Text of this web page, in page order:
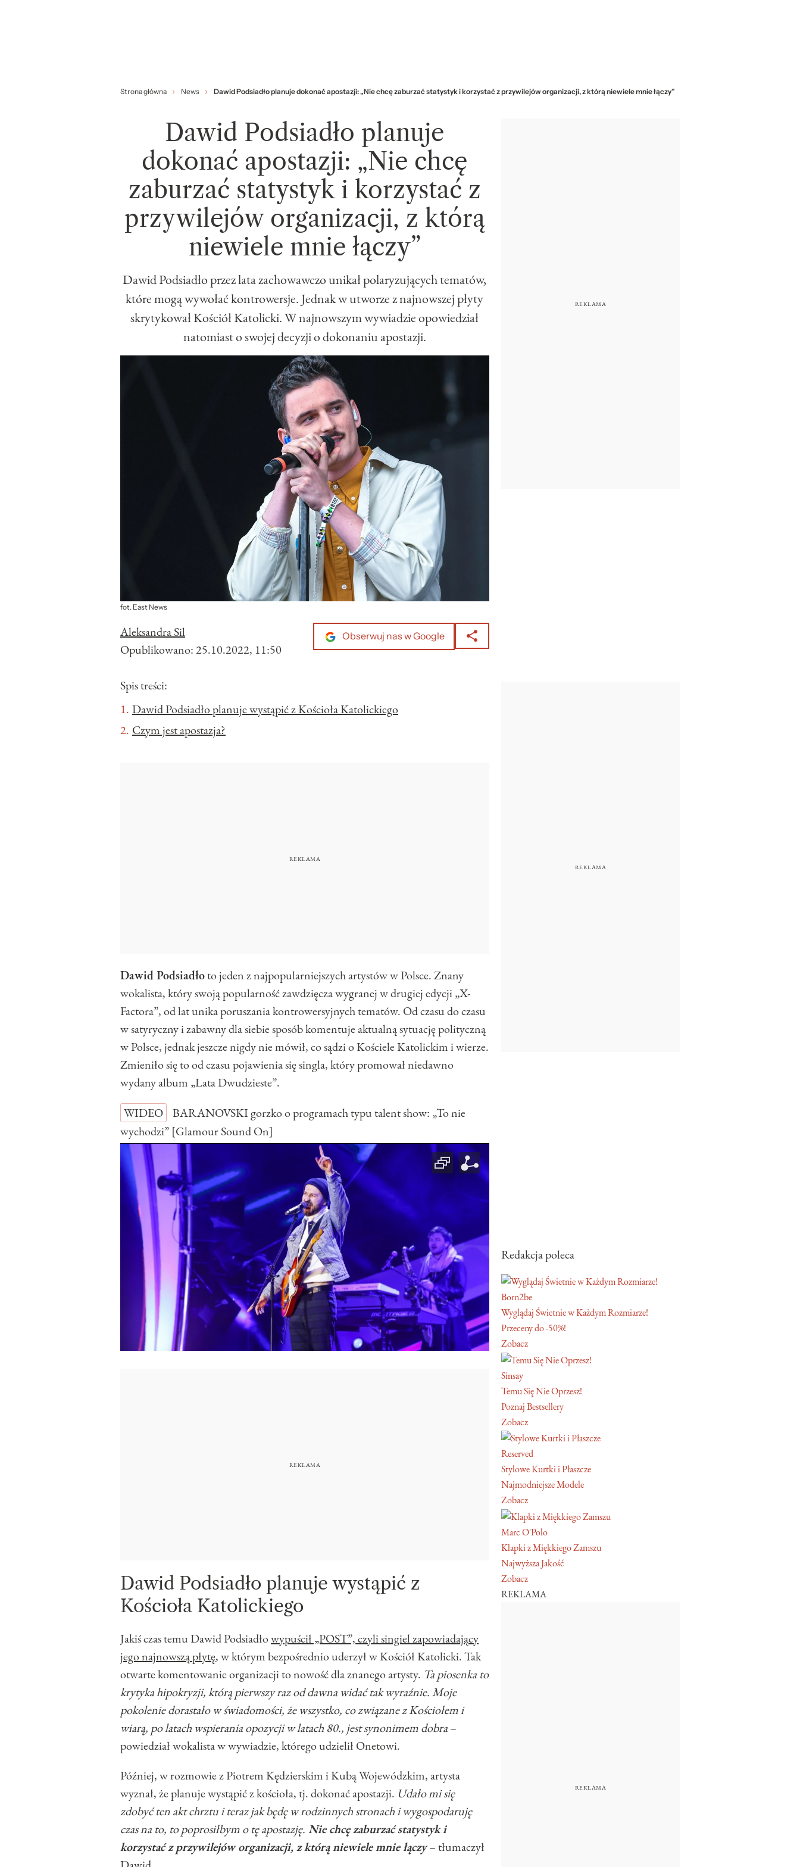
Strona główna News Dawid Podsiadło planuje dokonać apostazji: „Nie chcę zaburzać statystyk i korzystać z przywilejów organizacji, z którą niewiele mnie łączy”
Dawid Podsiadło planuje
dokonać apostazji: „Nie chcę
zaburzać statystyk i korzystać z
przywilejów organizacji, z którą
niewiele mnie łączy”
Dawid Podsiadło przez lata zachowawczo unikał polaryzujących tematów,
które mogą wywołać kontrowersje. Jednak w utworze z najnowszej płyty
skrytykował Kościół Katolicki. W najnowszym wywiadzie opowiedział
natomiast o swojej decyzji o dokonaniu apostazji.
fot. East News
Aleksandra Sil
Opublikowano:25.10.2022, 11:50
Obserwuj nas w Google
Spis treści:
Dawid Podsiadło planuje wystąpić z Kościoła Katolickiego
Czym jest apostazja?
Dawid Podsiadłoto jeden z najpopularniejszych artystów w Polsce. Znany
wokalista, który swoją popularność zawdzięcza wygranej w drugiej edycji „X-
Factora”, od lat unika poruszania kontrowersyjnych tematów. Od czasu do czasu
w satyryczny i zabawny dla siebie sposób komentuje aktualną sytuację polityczną
w Polsce, jednak jeszcze nigdy nie mówił, co sądzi o Kościele Katolickim i wierze.
Zmieniło się to od czasu pojawienia się singla, który promował niedawno
wydany album „Lata Dwudzieste”.
WIDEO
BARANOVSKI gorzko o programach typu talent show: „To nie
wychodzi” [Glamour Sound On]
Dawid Podsiadło planuje wystąpić z
Kościoła Katolickiego
Jakiś czas temu Dawid Podsiadłowypuścił „POST”, czyli singiel zapowiadający
jego najnowszą płytę, w którym bezpośrednio uderzył w Kościół Katolicki. Tak
otwarte komentowanie organizacji to nowość dla znanego artysty. Ta piosenka to
krytyka hipokryzji, którą pierwszy raz od dawna widać tak wyraźnie. Moje
pokolenie dorastało w świadomości, że wszystko, co związane z Kościołem i
wiarą, po latach wspierania opozycji w latach 80., jest synonimem dobra–
powiedział wokalista w wywiadzie, którego udzielił Onetowi.
Później, w rozmowie z Piotrem Kędzierskim i Kubą Wojewódzkim, artysta
wyznał, że planuje wystąpić z kościoła, tj. dokonać apostazji. Udało mi się
zdobyć ten akt chrztu i teraz jak będę w rodzinnych stronach i wygospodaruję
czas na to, to poprosiłbym o tę apostazję. Nie chcę zaburzać statystyk i
korzystać z przywilejów organizacji, z którą niewiele mnie łączy– tłumaczył
Redakcja poleca
Born2be
Wyglądaj Świetnie w Każdym Rozmiarze!
Przeceny do -50%!
Zobacz
Sinsay
Temu Się Nie Oprzesz!
Poznaj Bestsellery
Zobacz
Reserved
Stylowe Kurtki i Płaszcze
Najmodniejsze Modele
Zobacz
Marc O'Polo
Klapki z Miękkiego Zamszu
Najwyższa Jakość
Zobacz
REKLAMA